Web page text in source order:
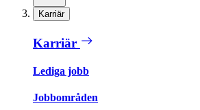
Karriär
Karriär
Lediga jobb
Jobbområden